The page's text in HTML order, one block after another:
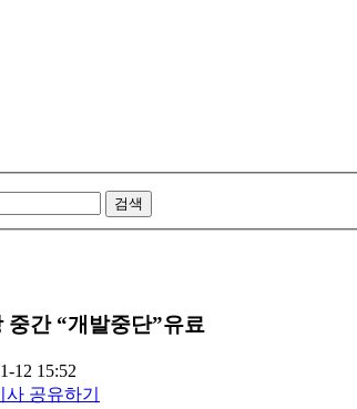
검색
중간 “개발중단”유료
12 15:52
공유하기